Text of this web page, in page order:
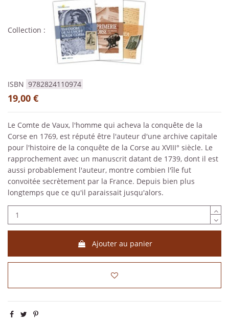
Collection :
ISBN 9782824110974
19,00 €
Le Comte de Vaux, l'homme qui acheva la conquête de la
Corse en 1769, est réputé être l'auteur d'une archive capitale
pour l'histoire de la conquête de la Corse au XVIII° siècle. Le
rapprochement avec un manuscrit datant de 1739, dont il est
aussi probablement l'auteur, montre combien l'île fut
convoitée secrètement par la France. Depuis bien plus
longtemps que ce qu'il paraissait jusqu'alors.
Ajouter au panier